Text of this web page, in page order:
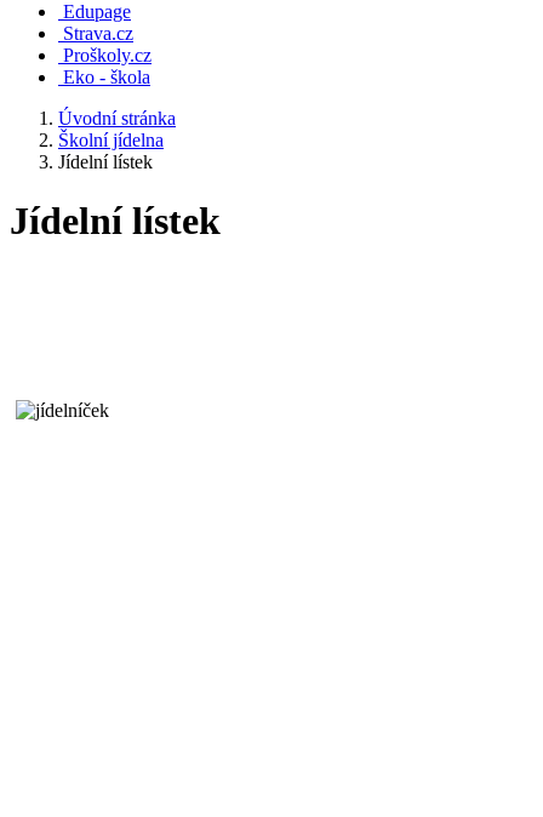
Edupage
Strava.cz
Proškoly.cz
Eko - škola
Úvodní stránka
Školní jídelna
Jídelní lístek
Jídelní lístek